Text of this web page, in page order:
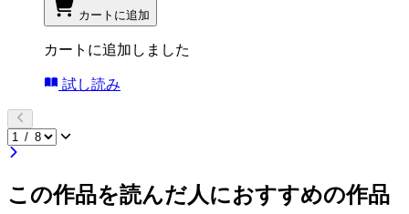
カートに追加
カートに追加しました
試し読み
この作品を読んだ人におすすめの作品